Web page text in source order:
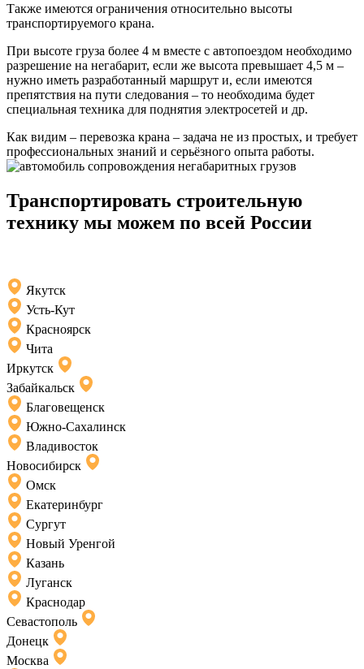
Также имеются ограничения относительно высоты
транспортируемого крана.
При высоте груза более 4 м вместе с автопоездом необходимо
разрешение на негабарит, если же высота превышает 4,5 м –
нужно иметь разработанный маршрут и, если имеются
препятствия на пути следования – то необходима будет
специальная техника для поднятия электросетей и др.
Как видим – перевозка крана – задача не из простых, и требует
профессиональных знаний и серьёзного опыта работы.
Транспортировать строительную
технику мы можем по всей России
Якутск
Усть-Кут
Красноярск
Чита
Иркутск
Забайкальск
Благовещенск
Южно-Сахалинск
Владивосток
Новосибирск
Омск
Екатеринбург
Сургут
Новый Уренгой
Казань
Луганск
Краснодар
Севастополь
Донецк
Москва